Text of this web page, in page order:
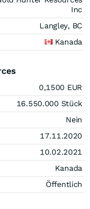
Inc
Langley, BC
Kanada
0,1500 EUR
16.550.000 Stück
Nein
17.11.2020
10.02.2021
Kanada
Öffentlich